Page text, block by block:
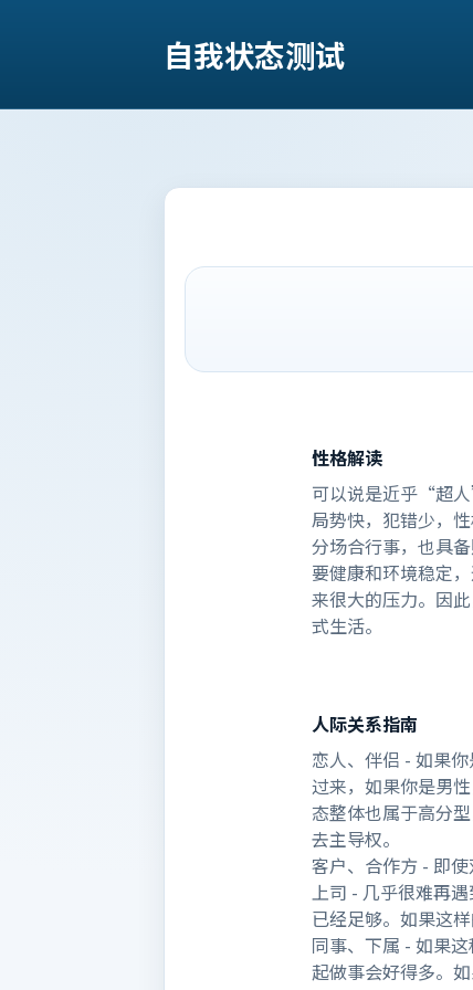
自我状态测试
性格解读
可以说是近乎“超
局势快，犯错少，
分场合行事，也具
要健康和环境稳定
来很大的压力。因
式生活。
人际关系指南
恋人、伴侣 - 如果
过来，如果你是男
态整体也属于高分
去主导权。
客户、合作方 - 即
上司 - 几乎很难再
已经足够。如果这
同事、下属 - 如果
起做事会好得多。